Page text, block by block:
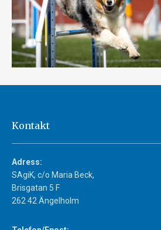
Kontakt
Adress:
SAgiK, c/o Maria Beck,
Brisgatan 5 F
262 42 Ängelholm